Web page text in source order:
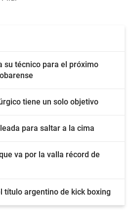
su técnico para el próximo
tiene un solo objetivo
para saltar a la cima
va por la valla récord de
título argentino de kick boxing